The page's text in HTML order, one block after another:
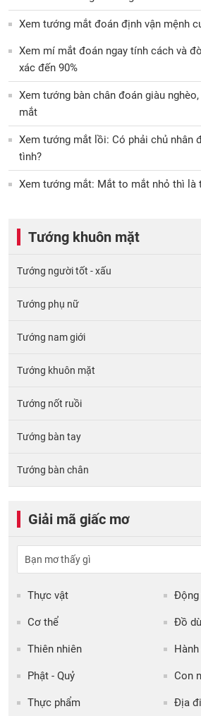
Xem tướng mắt đoán định vận mệnh
Xem mí mắt đoán ngay tính cách và
xác đến 90%
Xem tướng bàn chân đoán giàu
mắt
Xem tướng mắt lồi: Có phải chủ nhân
tình?
Xem tướng mắt: Mắt to mắt nhỏ thì là
Tướng khuôn mặt
Tướng người tốt - xấu
Tướng phụ nữ
Tướng nam giới
Tướng khuôn mặt
Tướng nốt ruồi
Tướng bàn tay
Tướng bàn chân
Giải mã giấc mơ
Thực vật Động
Cơ thể Đồ
Thiên nhiên
Phật - Quỷ Con
Thực phẩm Địa